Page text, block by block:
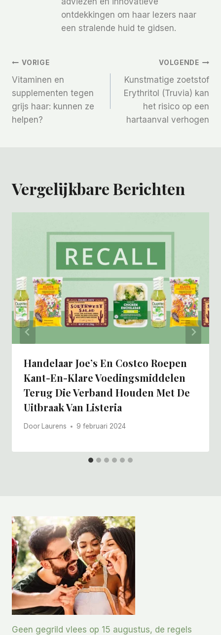
ontdekkingen om haar lezers naar
een stralende huid te gidsen.
Bericht
Navigatie
VORIGE
Vitaminen en
supplementen tegen
grijs haar: kunnen ze
helpen?
VOLGENDE
Kunstmatige zoetstof
Erythritol (Truvia) kan
het risico op een
hartaanval verhogen
Vergelijkbare Berichten
Handelaar Joe’s En Costco Roepen
Kant-En-Klare Voedingsmiddelen
Terug Die Verband Houden Met De
Uitbraak Van Listeria
Door Laurens 9 februari 2024
Geen gegrild vlees op 15 augustus, de regels